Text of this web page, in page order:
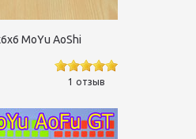
MoYu AoShi
1 отзыв